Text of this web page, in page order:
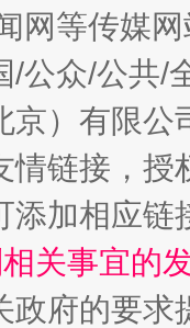
大球赛在茂县开幕
科技园优化重塑工作
网等传媒
/公众/公共/
京）有限公
情链接，授
添加相应链
关事宜的
政府的要求